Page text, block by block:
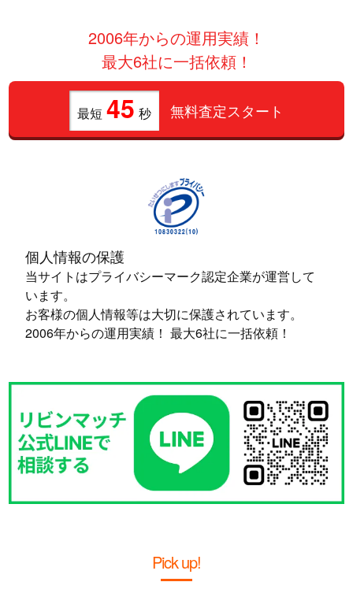
2006年からの運用実績！
最大6社に一括依頼！
最短 45 秒 無料査定スタート
個人情報の保護
当サイトはプライバシーマーク認定企業が運営して
います。
お客様の個人情報等は大切に保護されています。
2006年からの運用実績！ 最大6社に一括依頼！
Pick up!